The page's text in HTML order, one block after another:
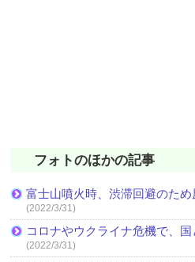
フォトのほかの記事
富士山噴火時、渋滞回避のた
(2022/3/31)
コロナやウクライナ危機で、
(2022/3/31)